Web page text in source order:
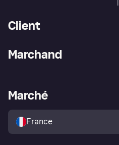
Client
Explorez les magasins
Politique de protection de
l’acheteur Klarna
Marchand
Portail Marchand
Marché
France